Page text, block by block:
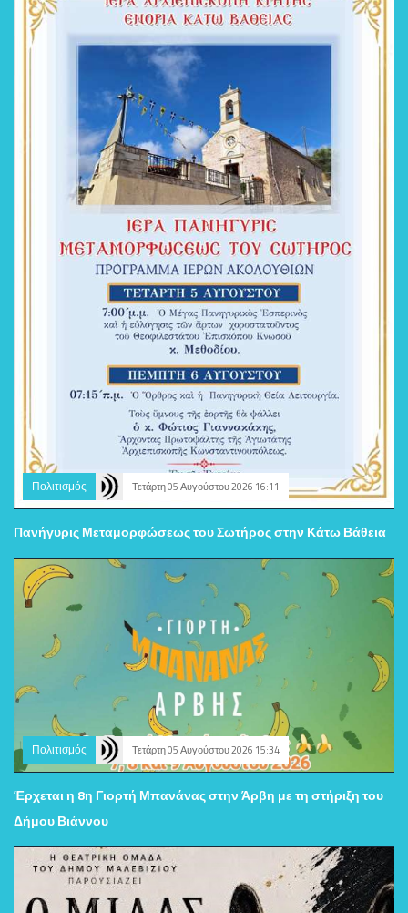
Πολιτισμός Τετάρτη 05 Αυγούστου 2026 16:11
Πανήγυρις Μεταμορφώσεως του Σωτήρος στην Κάτω Βάθεια
Πολιτισμός Τετάρτη 05 Αυγούστου 2026 15:34
Έρχεται η 8η Γιορτή Μπανάνας στην Άρβη με τη στήριξη του
Δήμου Βιάννου